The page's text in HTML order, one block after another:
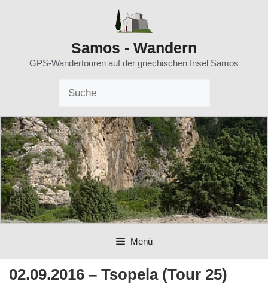
Samos - Wandern
GPS-Wandertouren auf der griechischen Insel Samos
Menü
02.09.2016 – Tsopela (Tour 25)